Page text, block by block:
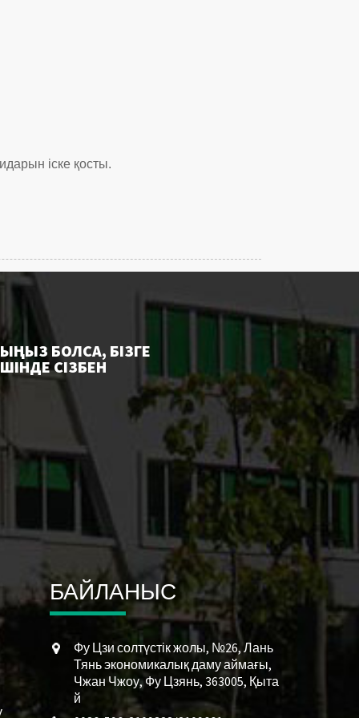
іске қосты.
БОЛСА, БІЗГЕ
СІЗБЕН
БАЙЛАНЫС
Фу Цзи солтүстік жолы, №26, Лань
Тянь экономикалық даму аймағы,
Чжан Чжоу, Фу Цзянь, 363005, Қыта
й